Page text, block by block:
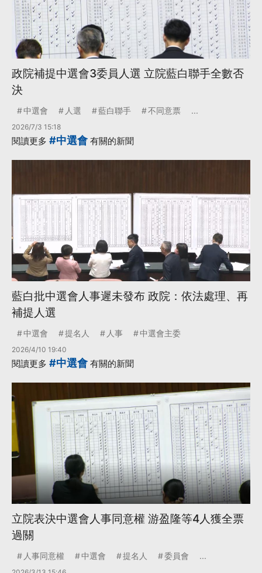
政院補提中選會3委員人選 立院藍白聯手全數否
決
中選會 人選 藍白聯手 不同意票 ...
2026/7/3 15:18
閱讀更多 #中選會 有關的新聞
藍白批中選會人事遲未發布 政院：依法處理、再
補提人選
中選會 提名人 人事 中選會主委
2026/4/10 19:40
閱讀更多 #中選會 有關的新聞
立院表決中選會人事同意權 游盈隆等4人獲全票
過關
人事同意權 中選會 提名人 委員會 ...